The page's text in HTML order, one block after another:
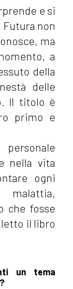
e si
non
ma
a
della
delle
Il titolo è
primo e
nella vita
ogni
che fosse
letto il libro
un tema